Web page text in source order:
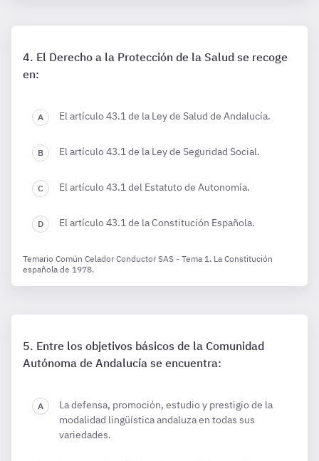
El Derecho a la Protección de la Salud se recoge
en:
El artículo 43.1 de la Ley de Salud de Andalucía.
El artículo 43.1 de la Ley de Seguridad Social.
El artículo 43.1 del Estatuto de Autonomía.
El artículo 43.1 de la Constitución Española.
Temario Común Celador Conductor SAS - Tema 1. La Constitución
española de 1978.
Entre los objetivos básicos de la Comunidad
Autónoma de Andalucía se encuentra:
La defensa, promoción, estudio y prestigio de la
modalidad lingüística andaluza en todas sus
variedades.